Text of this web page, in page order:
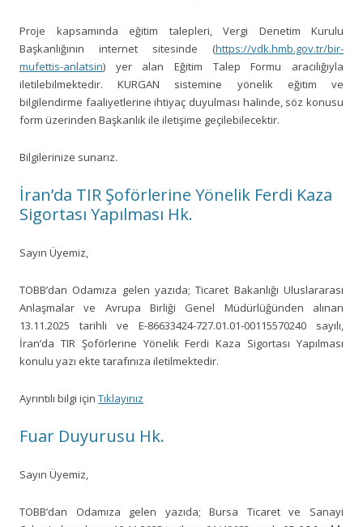
Proje kapsamında eğitim talepleri, Vergi Denetim Kurulu
Başkanlığının internet sitesinde (https://vdk.hmb.gov.tr/bir-
mufettis-anlatsin) yer alan Eğitim Talep Formu aracılığıyla
iletilebilmektedir. KURGAN sistemine yönelik eğitim ve
bilgilendirme faaliyetlerine ihtiyaç duyulması halinde, söz konusu
form üzerinden Başkanlık ile iletişime geçilebilecektir.
Bilgilerinize sunarız.
İran’da TIR Şoförlerine Yönelik Ferdi Kaza
Sigortası Yapılması Hk.
Sayın Üyemiz,
TOBB’dan Odamıza gelen yazıda; Ticaret Bakanlığı Uluslararası
Anlaşmalar ve Avrupa Birliği Genel Müdürlüğünden alınan
13.11.2025 tarihli ve E-86633424-727.01.01-00115570240 sayılı,
İran’da TIR Şoförlerine Yönelik Ferdi Kaza Sigortası Yapılması
konulu yazı ekte tarafınıza iletilmektedir.
Ayrıntılı bilgi için Tıklayınız
Fuar Duyurusu Hk.
Sayın Üyemiz,
TOBB’dan Odamıza gelen yazıda; Bursa Ticaret ve Sanayi